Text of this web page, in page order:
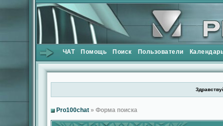
ЧАТ Помощь Поиск Пользователи
Pro100chat » Форма поиска